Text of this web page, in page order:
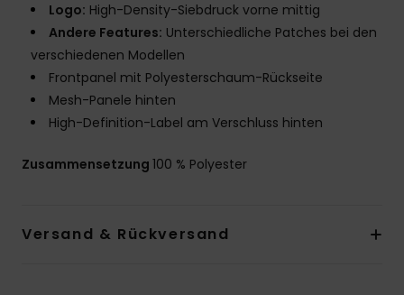
Logo: High-Density-Siebdruck vorne mittig
Andere Features: Unterschiedliche Patches bei den
verschiedenen Modellen
Frontpanel mit Polyesterschaum-Rückseite
Mesh-Panele hinten
High-Definition-Label am Verschluss hinten
Zusammensetzung 100 % Polyester
Versand & Rückversand